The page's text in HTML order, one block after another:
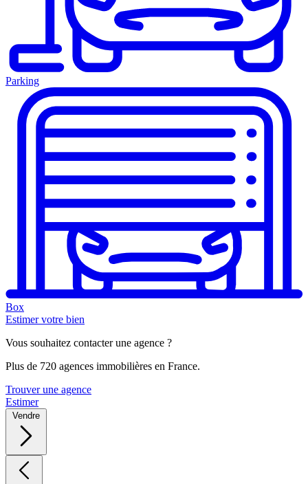
Parking
Box
Estimer votre bien
Vous souhaitez contacter une agence ?
Plus de 720 agences immobilières en France.
Trouver une agence
Estimer
Vendre